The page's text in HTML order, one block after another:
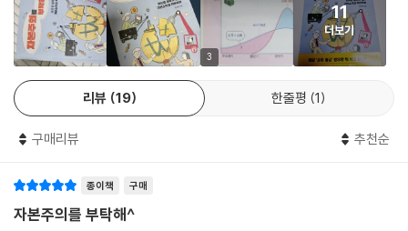
와 체크카드 매출은 그 절반에도 못 미치는 수준이었다며 재난지원금이 비
효율적이라는 평가를 내린 언론도 있습니다.
다양한 논의가 오간 건 사실이지만, 긴급재난지원금은 사람들의 관심을 새
로운 곳으로 향하게 만들었습니다. 전 가구가 정부로부터 대가 없이 일정
한 소득을 받은 것은 새로운 경험이었습니다. 자연스럽게 이 경험은 기본
소득에 대한 관심으로 이어졌습니다. 긴급재난지원금은 기본소득과 달리
일정한 주기로 주어진 게 아니라는 차이가 있기는 합니다. 그러나 국가가
일이었지요. 이는 사람들이 기본소득에 대한 찬성과 반대의 입장을 더 자
세하게 살펴보는 계기가 되었습니다. --- p.117~118
소년들이 더 나은 자본주의를 모색하고 사고를 확장할 수 있도록 돕는다.
이 책이 품고 있는 역사, 문화, 경제, 기술 이야기에 귀 기울이다 보면 자신
도 모르는 사이 기본소득이 우리에게 주는 진정한 의미를 깨달을 수 있을
것이다.
3
11
더보기
리뷰 19 한줄평 1
구매리뷰 추천순
종이책 구매
자본주의를 부탁해^